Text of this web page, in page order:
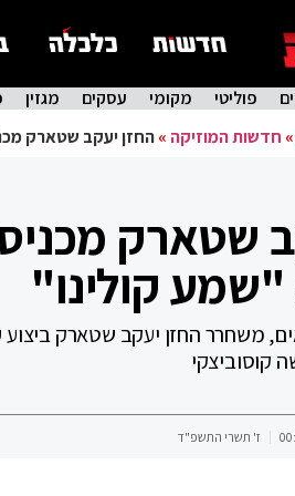
פוליטי מקומי עסקים מגזין
» חדשות המוזיקה »החזן יעקב שטארק
שטארק
"שמע קולינו"
משחרר החזן יעקב שטארק
קוסוביצקי
ז' תשרי התשפ"ד